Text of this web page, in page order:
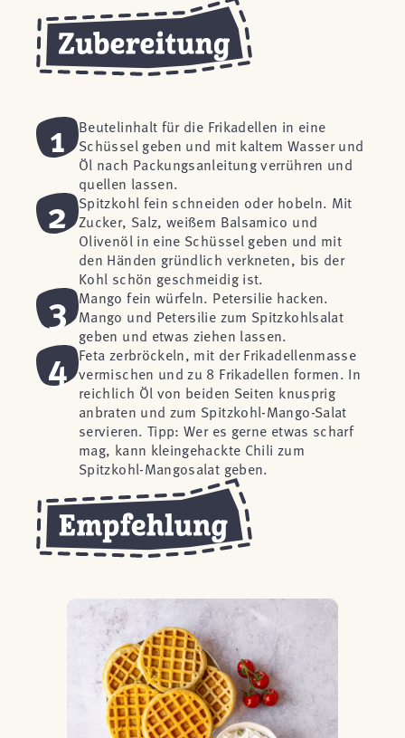
1
Beutelinhalt für die Frikadellen in eine
Schüssel geben und mit kaltem Wasser und
Öl nach Packungsanleitung verrühren und
quellen lassen.
2
Spitzkohl fein schneiden oder hobeln. Mit
Zucker, Salz, weißem Balsamico und
Olivenöl in eine Schüssel geben und mit
den Händen gründlich verkneten, bis der
Kohl schön geschmeidig ist.
3
Mango fein würfeln. Petersilie hacken.
Mango und Petersilie zum Spitzkohlsalat
geben und etwas ziehen lassen.
4
Feta zerbröckeln, mit der Frikadellenmasse
vermischen und zu 8 Frikadellen formen. In
reichlich Öl von beiden Seiten knusprig
anbraten und zum Spitzkohl-Mango-Salat
servieren. Tipp: Wer es gerne etwas scharf
mag, kann kleingehackte Chili zum
Spitzkohl-Mangosalat geben.